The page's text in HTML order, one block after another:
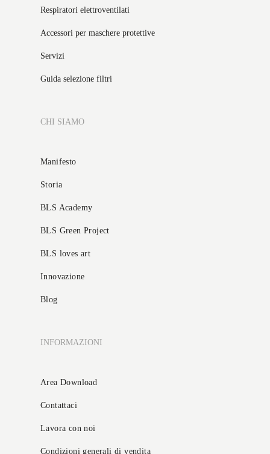
Respiratori elettroventilati
Accessori per maschere protettive
Servizi
Guida selezione filtri
CHI SIAMO
Manifesto
Storia
BLS Academy
BLS Green Project
BLS loves art
Innovazione
Blog
INFORMAZIONI
Area Download
Contattaci
Lavora con noi
Condizioni generali di vendita